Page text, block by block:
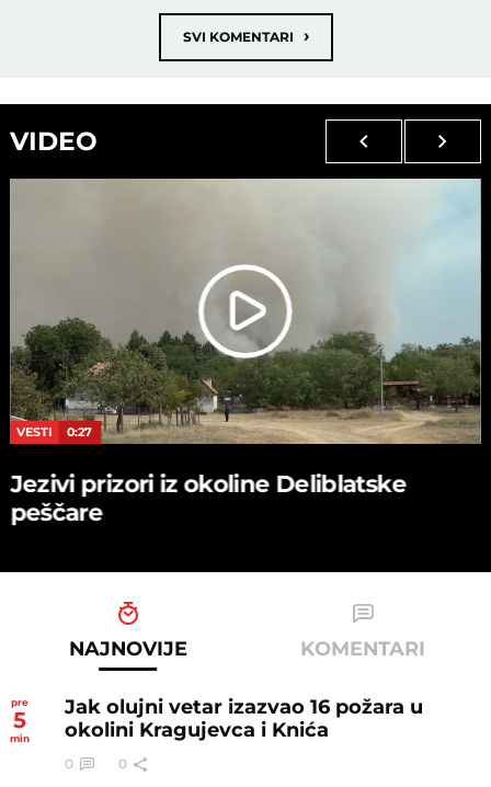
SVI KOMENTARI ›
VIDEO
VESTI 0:27
Jezivi prizori iz okoline Deliblatske
peščare
NAJNOVIJE KOMENTARI
pre
5
min
Jak olujni vetar izazvao 16 požara u
okolini Kragujevca i Knića
0 0